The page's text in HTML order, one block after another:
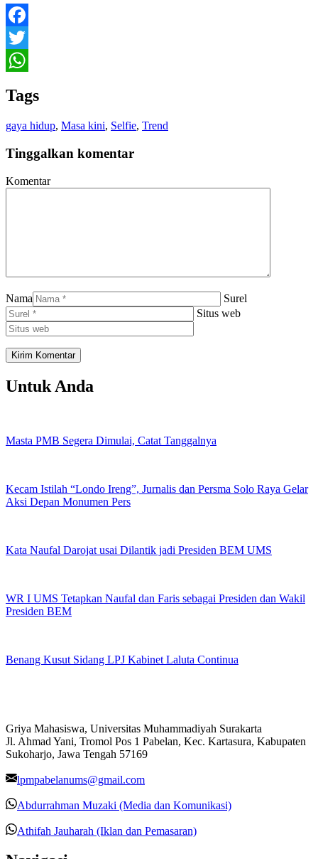
Facebook
Twitter
Tags
gaya hidup, Masa kini, Selfie, Trend
Tinggalkan komentar
Komentar
Nama
Surel
Situs web
Untuk Anda
Masta PMB Segera Dimulai, Catat Tanggalnya
Kecam Istilah “Londo Ireng”, Jurnalis dan Persma Solo Raya Gelar
Aksi Depan Monumen Pers
Kata Naufal Darojat usai Dilantik jadi Presiden BEM UMS
WR I UMS Tetapkan Naufal dan Faris sebagai Presiden dan Wakil
Presiden BEM
Benang Kusut Sidang LPJ Kabinet Laluta Continua
Griya Mahasiswa, Universitas Muhammadiyah Surakarta
Jl. Ahmad Yani, Tromol Pos 1 Pabelan, Kec. Kartasura, Kabupaten
Sukoharjo, Jawa Tengah 57169
lpmpabelanums@gmail.com
Abdurrahman Muzaki (Media dan Komunikasi)
Athifah Jauharah (Iklan dan Pemasaran)